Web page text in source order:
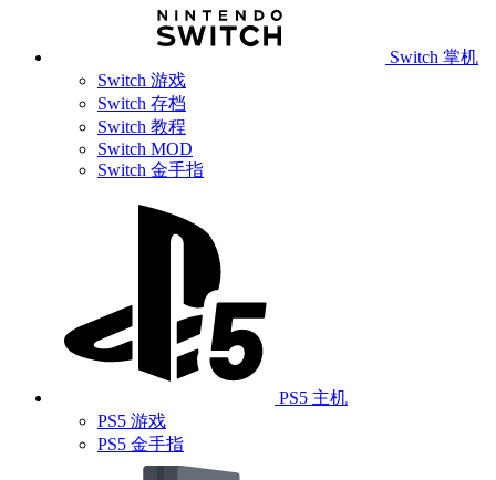
Switch 掌机
Switch 游戏
Switch 存档
Switch 教程
Switch MOD
Switch 金手指
PS5 主机
PS5 游戏
PS5 金手指